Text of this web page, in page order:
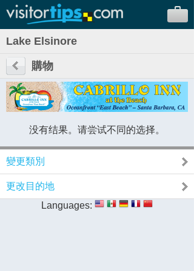
Lake Elsinore
購物
没有结果。请尝试不同的选择。
變更類別
更改目的地
Languages: